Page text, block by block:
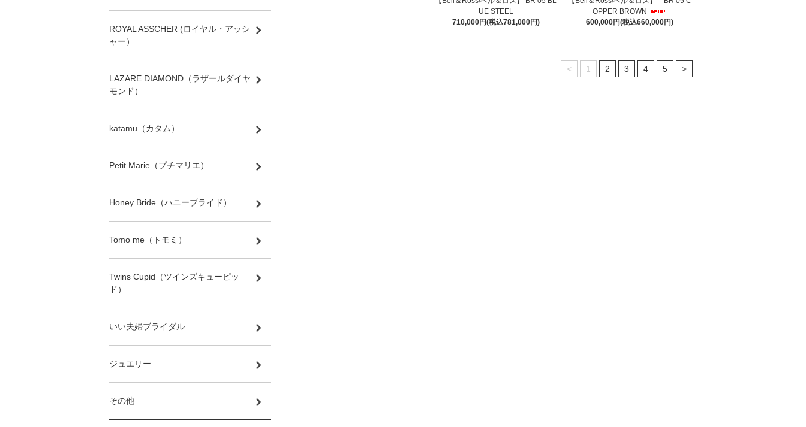
UE STEEL
710,000円(税込781,000円)
OPPER BROWN
600,000円(税込660,000円)
< 1 2 3 4 5 >
ROYAL ASSCHER (ロイヤル・アッシ
ャー）
LAZARE DIAMOND（ラザールダイヤ
モンド）
katamu（カタム）
Petit Marie（プチマリエ）
Honey Bride（ハニーブライド）
Tomo me（トモミ）
Twins Cupid（ツインズキューピッ
ド）
いい夫婦ブライダル
ジュエリー
その他